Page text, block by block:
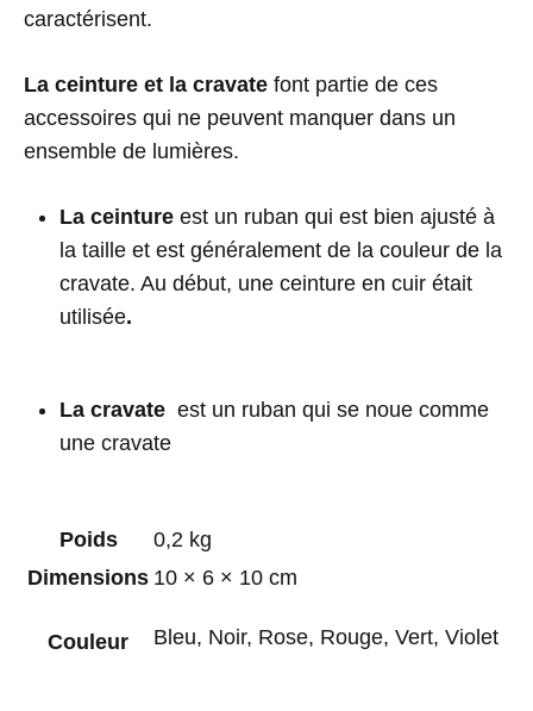
caractérisent.
La ceinture et la cravate font partie de ces
accessoires qui ne peuvent manquer dans un
ensemble de lumières.
La ceinture est un ruban qui est bien ajusté à
la taille et est généralement de la couleur de la
cravate. Au début, une ceinture en cuir était
utilisée.
La cravate est un ruban qui se noue comme
une cravate
Poids
0,2 kg
Dimensions 10 × 6 × 10 cm
Couleur Bleu, Noir, Rose, Rouge, Vert, Violet